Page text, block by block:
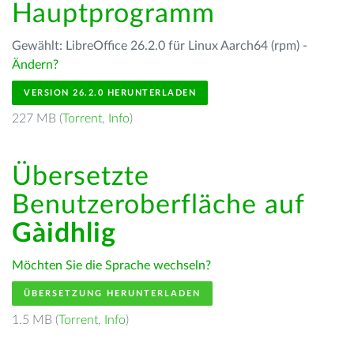
Hauptprogramm
Gewählt: LibreOffice 26.2.0 für Linux Aarch64 (rpm) -
Ändern?
VERSION 26.2.0 HERUNTERLADEN
227 MB (Torrent, Info)
Übersetzte
Benutzeroberfläche auf
Gàidhlig
Möchten Sie die Sprache wechseln?
ÜBERSETZUNG HERUNTERLADEN
1.5 MB (Torrent, Info)